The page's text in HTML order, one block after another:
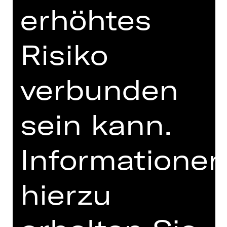
TERMINE UND BESETZUNG
MIT FREUNDLICHER
UNTERSTÜTZUNG
Förderverein Schauspiel Nürnberg
e. V.
erhöhtes
Risiko
verbunden
sein kann.
Informationen
hierzu